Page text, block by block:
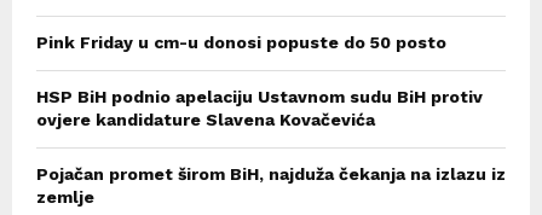
Pink Friday u cm-u donosi popuste do 50 posto
HSP BiH podnio apelaciju Ustavnom sudu BiH protiv
ovjere kandidature Slavena Kovačevića
Pojačan promet širom BiH, najduža čekanja na izlazu iz
zemlje